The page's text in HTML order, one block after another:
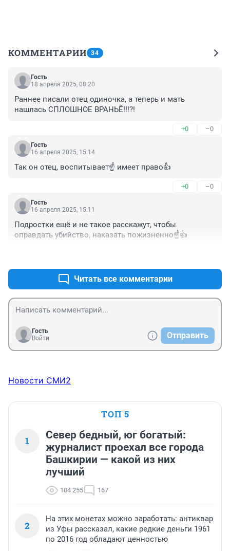
КОММЕНТАРИИ 34
Гость
18 апреля 2025, 08:20
Раннее писали отец одиночка, а теперь и мать
нашлась СПЛОШНОЕ ВРАНЬЁ!!!?!
+0 –0
Гость
16 апреля 2025, 15:14
Так он отец, воспитывает☝️ имеет право👍
+0 –0
Гость
16 апреля 2025, 15:11
Подростки ещё и не такое расскажут, чтобы
оправдать убийство, наказать пожизненно☝️👍
Читать все комментарии
Гость
Войти
Отправить
Новости СМИ2
ТОП 5
1
Север бедный, юг богатый:
журналист проехал все города
Башкирии — какой из них
лучший
104 255 167
2
На этих монетах можно заработать: антиквар
из Уфы рассказал, какие редкие деньги 1961
по 2016 год обладают ценностью